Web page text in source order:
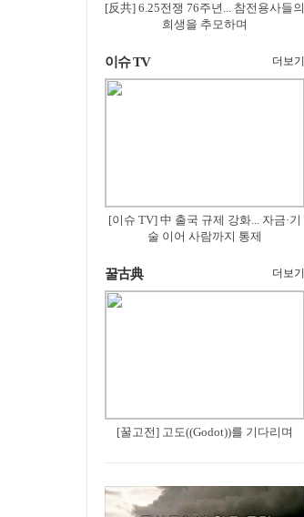
[反共] 6.25전쟁 76주년... 참전용사들의
희생을 추모하며
이슈 TV 더보기
[이슈 TV] 中 출국 규제 강화... 자금·기
술 이어 사람까지 통제
꿀古典 더보기
[꿀고전] 고도((Godot))를 기다리며